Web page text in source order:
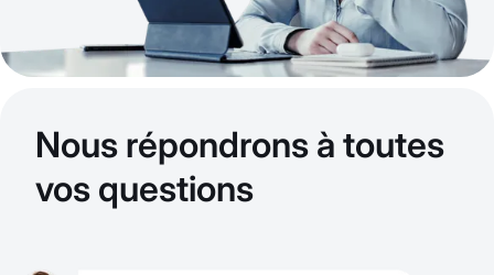
Nous répondrons à toutes
vos questions